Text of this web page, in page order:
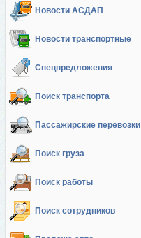
Новости АСДАП
Новости транспортные
Спецпредложения
Поиск транспорта
Пассажирские перевозки
Поиск груза
Поиск работы
Поиск сотрудников